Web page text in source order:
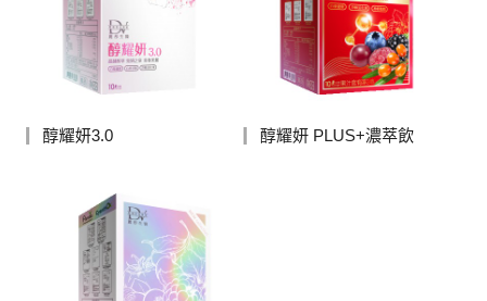
醇耀妍3.0 醇耀妍 PLUS+濃萃飲